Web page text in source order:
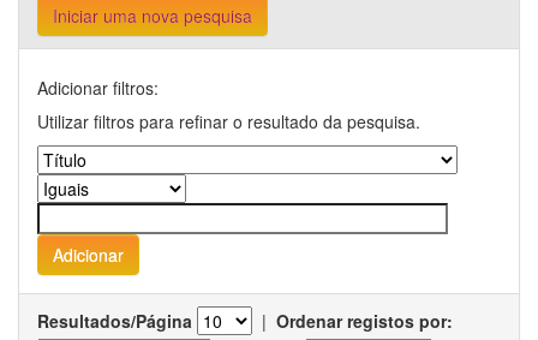
Iniciar uma nova pesquisa
Adicionar filtros:
Utilizar filtros para refinar o resultado da pesquisa.
Resultados/Página | Ordenar registos por: